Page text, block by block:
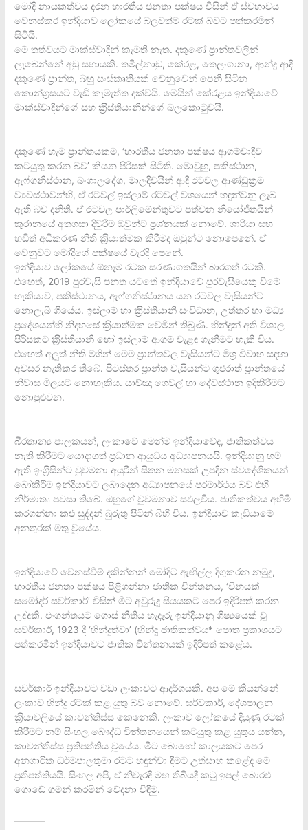
මෝදි නායකත්වය දරන භාරතීය ජනතා පක්ෂය විසින් ඒ ස්වභාවය
වෙනස්කර ඉන්දියාව ලෝකයේ බලවත්ම රටක් බවට පත්කරමින්
සිටියි.
මේ තත්වයට මාක්ස්වාදින් කැමති නැත. දකුණේ ප‍්‍රාන්තවලින්
ලැබෙන්නේ අඩු සහායකි. තමිල්නාඩු, කේරළ, තෙලංගානා, ආන්ද්‍ර ආදී
දකුණේ ප‍්‍රාන්ත, බහු සංස්කෘතියක් වෙනුවෙන් පෙනී සිටින
කොන්ග‍්‍රසයට වැඩි කැමැත්ත දක්වයි. මෙයින් කේරළය ඉන්දියාවේ
මාක්ස්වාදින්ගේ සහ ක‍්‍රිස්තියානින්ගේ බලකොටුවයි.
දකුණේ හැම ප‍්‍රාන්තයකම, ‘භාරතීය ජනතා පක්ෂය ආගම්වාදීව
කටයුතු කරන බව’ කියන පිරිසක් සිටිති. මොවුහු, පකිස්ථාන,
ඇෆ්ගනිස්ථාන, බංගාලදේශ, මාලදිවයින් ආදී රටවල ආණ්ඩුක‍්‍රම
ව්‍යවස්ථාවන්හි, ඒ රටවල් ඉස්ලාම් රටවල් වශයෙන් හඳුන්වනු ලැබ
ඇති බව දනිති. ඒ රටවල පාර්ලිමේන්තුවට පත්වන නියෝජිතයින්
කුරානයේ අතගසා දිවුරීම ඔවුන්ට ප‍්‍රශ්නයක් නොවේ. ශාරියා සහ
හඩිත් අධිකරණ නීති ක‍්‍රියාත්මක කිරීමද ඔවුන්ට නොපෙනේ. ඒ
වෙනුවට මෝදිගේ පක්ෂයේ වැරදි පෙනේ.
ඉන්දියාව ලෝකයේ ඕනෑම රටක සරණාගතයින් බාරගත් රටකි.
එහෙත්, 2019 පුරවැසි පනත යටතේ ඉන්දියාවේ පුරවැසියෙකු වීමේ
හැකියාව, පකිස්ථානය, ඇෆ්ගනිස්ථානය යන රටවල වැසියන්ට
නොලැබී ගියේය. ඉස්ලාම් හා ක‍්‍රිස්තියානි සංවිධාන, උත්තර හා මධ්‍ය
ප‍්‍රදේශයන්හි නිදහසේ ක‍්‍රියාත්මක වෙමින් තිබුණි. හින්දුන් අති විශාල
පිරිසකට ක‍්‍රිස්තියානි හෝ ඉස්ලාම් ආගම් වැළඳ ගැනීමට හැකි විය.
එහෙත් අලූත් නීති මගින් මෙම ප‍්‍රාන්තවල වැසියන්ට මිශ‍්‍ර විවාහ සඳහා
අවසර නැතිකර තිබේ. පිටස්තර ප‍්‍රාන්ත වැසියන්ට ගුජරාත් ප‍්‍රාන්තයේ
නිවාස මිලයට නොහැකිය. යාච්ඤා ගෙවල් හා දේවස්ථාන ඉදිකිරීමට
නොපුළුවන.
බි‍්‍රතාන්‍ය පාලකයන්, ලංකාවේ මෙන්ම ඉන්දියාවේද, ජාතිකත්වය
නැති කිරීමට යොදාගත් ප‍්‍රධාන ආයුධය අධ්‍යාපනයයිි. ඉන්දියානු හම
ඇති ඉංග‍්‍රීසින්ට වුවමනා අයුරින් සිතන මනසක් උපදින ස්වදේශිකයන්
බෝකිරීම ඉන්දියාවට ලබාදෙන අධ්‍යාපනයේ පරමාර්ථය බව එහි
නිර්මාතෘ පවසා තිබේ. ඔහුගේ වුවමනාව සඵලවිය. ජාතිකත්වය අහිමි
කරගන්නා කළු සුද්දන් බුරුතු පිටින් බිහි විය. ඉන්දියාව කැඞීයාමේ
අනතුරක් මතු වූයේය.
ඉන්දියාවේ වෙනස්වීම් දකින්නන් මෝදිට ඇඟිල්ල දිගුකරන නමුදු,
භාරතීය ජනතා පක්ෂය පිළිගන්නා ජාතික චින්තනය, ‘විනයක්
සමෝදර් සවර්කාර්’ විසින් මීට අවුරුදු සියයකට පෙර ඉදිරිපත් කරන
ලද්දකි. එංගන්තයට ගොස් නීතිය හැදෑරු ඉන්දියානු ශිෂ්‍යයෙක් වූ
සවර්කාර්, 1923 දී ‘හින්දුත්වා’ (හින්දු ජාතිකත්වය* පොත ප‍්‍රකාශයට
පත්කරමින් ඉන්දියාවට ජාතික චින්තනයක් ඉදිරිපත් කළේය.
සවර්කාර් ඉන්දියාවට වඩා ලංකාවට ආදර්ශයකි. අප මේ කියන්නේ
ලංකාව හින්දු රටක් කළ යුතු බව නොවේ. සර්වකාර්, දේශපාලන
ක‍්‍රියාවලියේ කාවන්තිස්ස කෙනෙකි. ලංකාව ලෝකයේ දියුණු රටක්
කිරීමට නම් සිංහල බෞද්ධ චින්තනයෙන් කටයුතු කළ යුතුය යන්න,
කාවන්තිස්ස ප‍්‍රතිපත්තිය වූයේය. මීට බොහෝ කාලයකට පෙර
අනගාරික ධර්මපාලතුමා රටට හඳුන්වා දීමට උත්සාහ කළේද මේ
ප‍්‍රතිපත්තියයි. සිංහල අපි, ඒ නිවැරදි මඟ තිබියදී කටු ඉපල් බොරළු
ගොඬේ ගමන් කරමින් වේදනා විඳිමු.